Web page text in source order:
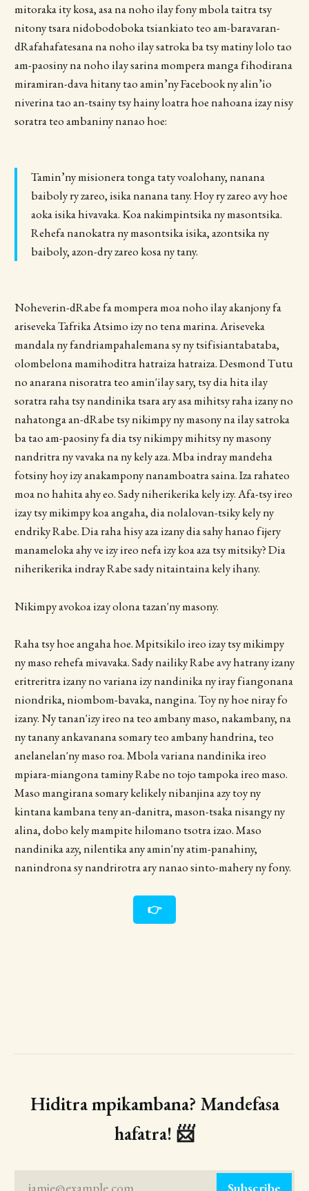
mitoraka ity kosa, asa na noho ilay fony mbola taitra tsy
nitony tsara nidobodoboka tsiankiato teo am-baravaran-
dRafahafatesana na noho ilay satroka ba tsy matiny lolo tao
am-paosiny na noho ilay sarina mompera manga fihodirana
miramiran-dava hitany tao amin’ny Facebook ny alin’io
niverina tao an-tsainy tsy hainy loatra hoe nahoana izay nisy
soratra teo ambaniny nanao hoe:
Tamin’ny misionera tonga taty voalohany, nanana
baiboly ry zareo, isika nanana tany. Hoy ry zareo avy hoe
aoka isika hivavaka. Koa nakimpintsika ny masontsika.
Rehefa nanokatra ny masontsika isika, azontsika ny
baiboly, azon-dry zareo kosa ny tany.
Noheverin-dRabe fa mompera moa noho ilay akanjony fa
ariseveka Tafrika Atsimo izy no tena marina. Ariseveka
mandala ny fandriampahalemana sy ny tsifisiantabataba,
olombelona mamihoditra hatraiza hatraiza. Desmond Tutu
no anarana nisoratra teo amin'ilay sary, tsy dia hita ilay
soratra raha tsy nandinika tsara ary asa mihitsy raha izany no
nahatonga an-dRabe tsy nikimpy ny masony na ilay satroka
ba tao am-paosiny fa dia tsy nikimpy mihitsy ny masony
nandritra ny vavaka na ny kely aza. Mba indray mandeha
fotsiny hoy izy anakampony nanamboatra saina. Iza rahateo
moa no hahita ahy eo. Sady niherikerika kely izy. Afa-tsy ireo
izay tsy mikimpy koa angaha, dia nolalovan-tsiky kely ny
endriky Rabe. Dia raha hisy aza izany dia sahy hanao fijery
manameloka ahy ve izy ireo nefa izy koa aza tsy mitsiky? Dia
niherikerika indray Rabe sady nitaintaina kely ihany.
Nikimpy avokoa izay olona tazan'ny masony.
Raha tsy hoe angaha hoe. Mpitsikilo ireo izay tsy mikimpy
ny maso rehefa mivavaka. Sady nailiky Rabe avy hatrany izany
eritreritra izany no variana izy nandinika ny iray fiangonana
niondrika, niombom-bavaka, nangina. Toy ny hoe niray fo
izany. Ny tanan'izy ireo na teo ambany maso, nakambany, na
ny tanany ankavanana somary teo ambany handrina, teo
anelanelan'ny maso roa. Mbola variana nandinika ireo
mpiara-miangona taminy Rabe no tojo tampoka ireo maso.
Maso mangirana somary kelikely nibanjina azy toy ny
kintana kambana teny an-danitra, mason-tsaka nisangy ny
alina, dobo kely mampite hilomano tsotra izao. Maso
nandinika azy, nilentika any amin'ny atim-panahiny,
nanindrona sy nandrirotra ary nanao sinto-mahery ny fony.
👉
Hiditra mpikambana? Mandefasa
hafatra! 📨